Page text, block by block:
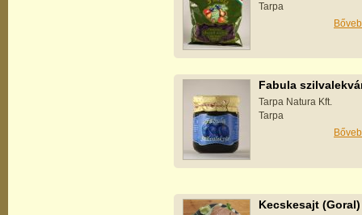
Tarpa
Fabula
Tarpa Natura Kft.
Tarpa
Kecskesajt (Goral)